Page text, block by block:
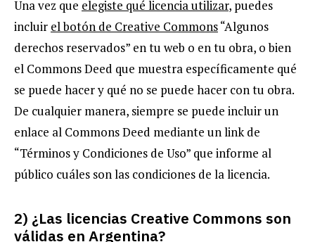
Una vez que elegiste qué licencia utilizar, puedes
incluir el botón de Creative Commons“Algunos
derechos reservados” en tu web o en tu obra, o bien
el Commons Deed que muestra específicamente qué
se puede hacer y qué no se puede hacer con tu obra.
De cualquier manera, siempre se puede incluir un
enlace al Commons Deed mediante un link de
“Términos y Condiciones de Uso” que informe al
público cuáles son las condiciones de la licencia.
2) ¿Las licencias Creative Commons son
válidas en Argentina?